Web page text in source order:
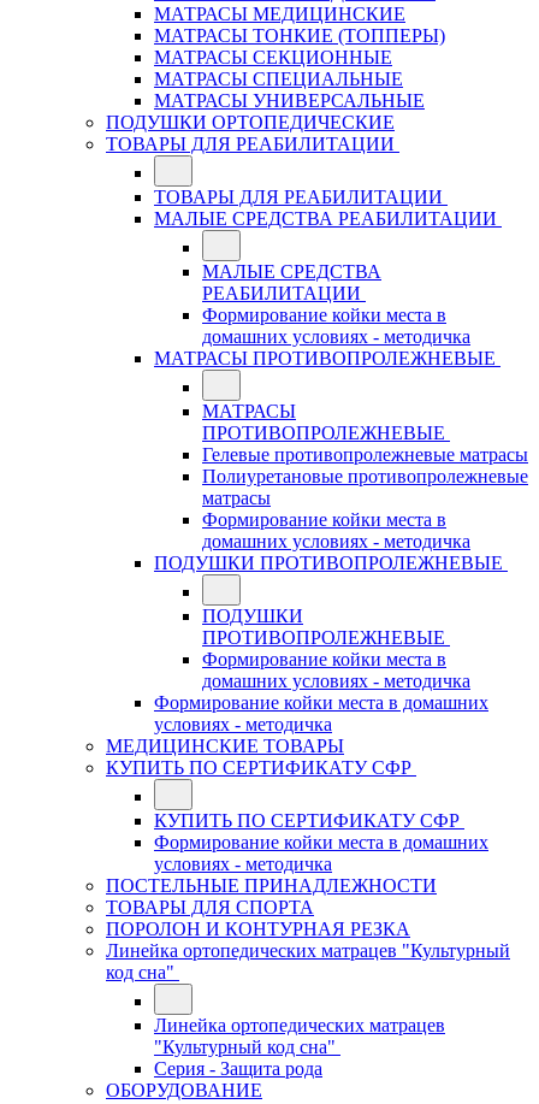
МАТРАСЫ МЕДИЦИНСКИЕ
МАТРАСЫ ТОНКИЕ (ТОППЕРЫ)
МАТРАСЫ СЕКЦИОННЫЕ
МАТРАСЫ СПЕЦИАЛЬНЫЕ
МАТРАСЫ УНИВЕРСАЛЬНЫЕ
ПОДУШКИ ОРТОПЕДИЧЕСКИЕ
ТОВАРЫ ДЛЯ РЕАБИЛИТАЦИИ
ТОВАРЫ ДЛЯ РЕАБИЛИТАЦИИ
МАЛЫЕ СРЕДСТВА РЕАБИЛИТАЦИИ
МАЛЫЕ СРЕДСТВА
РЕАБИЛИТАЦИИ
Формирование койки места в
домашних условиях - методичка
МАТРАСЫ ПРОТИВОПРОЛЕЖНЕВЫЕ
МАТРАСЫ
ПРОТИВОПРОЛЕЖНЕВЫЕ
Гелевые противопролежневые матрасы
Полиуретановые противопролежневые
матрасы
Формирование койки места в
домашних условиях - методичка
ПОДУШКИ ПРОТИВОПРОЛЕЖНЕВЫЕ
ПОДУШКИ
ПРОТИВОПРОЛЕЖНЕВЫЕ
Формирование койки места в
домашних условиях - методичка
Формирование койки места в домашних
условиях - методичка
МЕДИЦИНСКИЕ ТОВАРЫ
КУПИТЬ ПО СЕРТИФИКАТУ СФР
КУПИТЬ ПО СЕРТИФИКАТУ СФР
Формирование койки места в домашних
условиях - методичка
ПОСТЕЛЬНЫЕ ПРИНАДЛЕЖНОСТИ
ТОВАРЫ ДЛЯ СПОРТА
ПОРОЛОН И КОНТУРНАЯ РЕЗКА
Линейка ортопедических матрацев "Культурный
код сна"
Линейка ортопедических матрацев
"Культурный код сна"
Серия - Защита рода
ОБОРУДОВАНИЕ